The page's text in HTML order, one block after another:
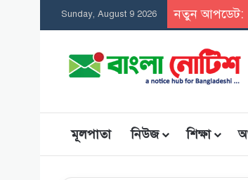
Sunday, August 9 2026 নতুন আপডেট:
মূলপাতা নিউজ শিক্ষা